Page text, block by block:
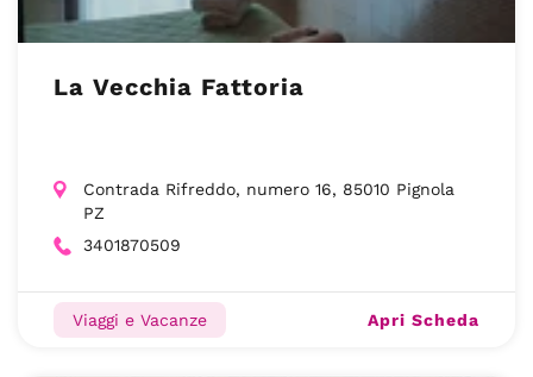
La Vecchia Fattoria
Contrada Rifreddo, numero 16, 85010 Pignola
PZ
3401870509
Viaggi e Vacanze Apri Scheda